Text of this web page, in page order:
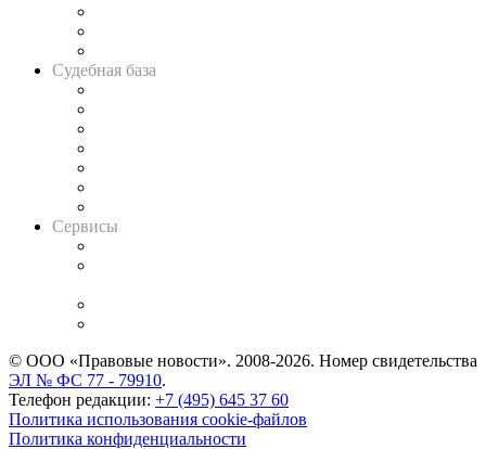
Судебная база
Сервисы
© ООО «Правовые новости». 2008-2026. Номер свидетельства
ЭЛ № ФС 77 - 79910.
Телефон редакции: +7 (495) 645 37 60
Политика использования cookie-файлов
Политика конфиденциальности